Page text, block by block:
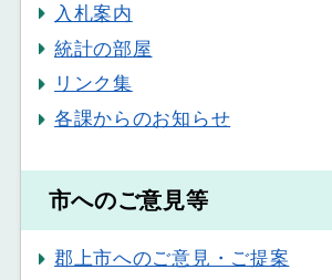
入札案内
統計の部屋
リンク集
各課からのお知らせ
市へのご意見等
郡上市へのご意見・ご提案